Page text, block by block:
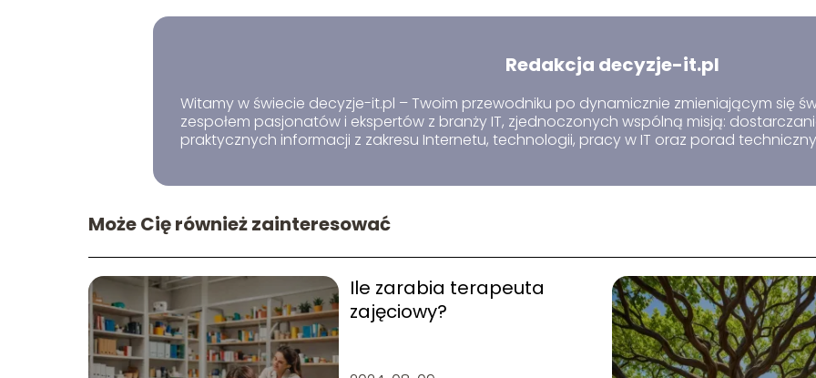
Redakcja decyzje-it.pl
Witamy w świecie decyzje-it.pl – Twoim przewodniku po dynamicznie zmieniającym się
zespołem pasjonatów i ekspertów z branży IT, zjednoczonych wspólną misją:
praktycznych informacji z zakresu Internetu, technologii, pracy w IT oraz porad
Może Cię również zainteresować
Ile zarabia terapeuta
zajęciowy?